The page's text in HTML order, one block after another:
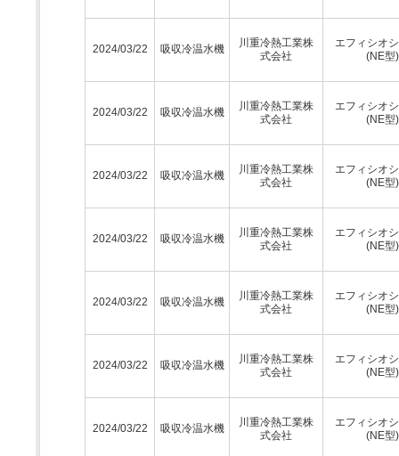
2024/03/22 吸収冷温水機
川重冷熱工業株
式会社
エフィシオ
(NE型)
2024/03/22 吸収冷温水機
川重冷熱工業株
式会社
エフィシオ
(NE型)
2024/03/22 吸収冷温水機
川重冷熱工業株
式会社
エフィシオ
(NE型)
2024/03/22 吸収冷温水機
川重冷熱工業株
式会社
エフィシオ
(NE型)
2024/03/22 吸収冷温水機
川重冷熱工業株
式会社
エフィシオ
(NE型)
2024/03/22 吸収冷温水機
川重冷熱工業株
式会社
エフィシオ
(NE型)
2024/03/22 吸収冷温水機
川重冷熱工業株
式会社
エフィシオ
(NE型)